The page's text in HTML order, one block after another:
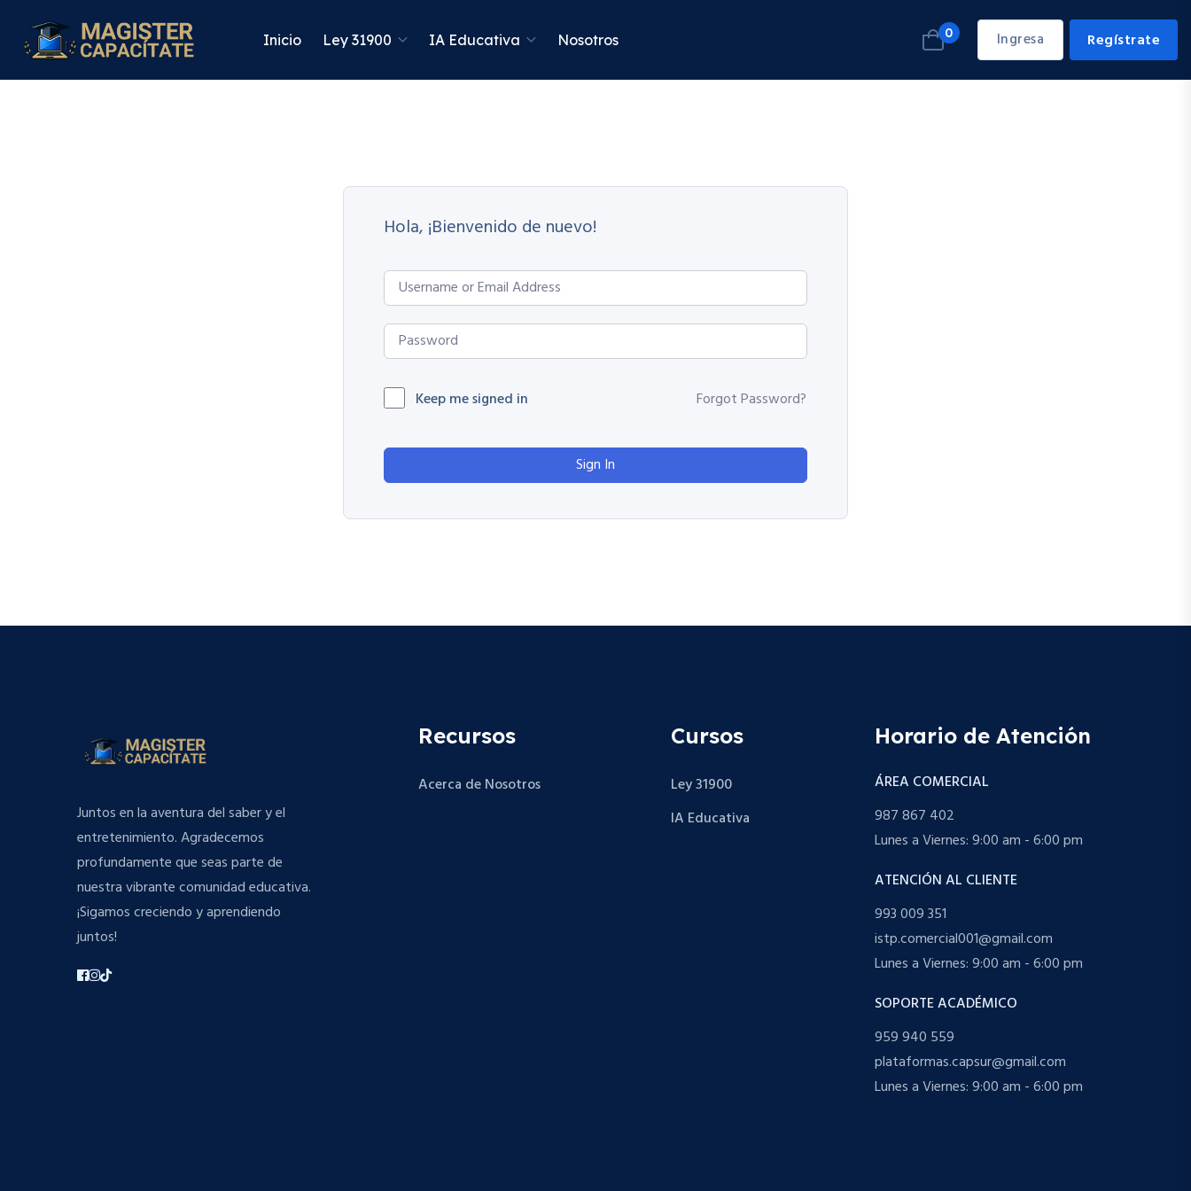
Inicio Ley 31900 IA Educativa Nosotros 0 Ingresa Regístrate
Hola, ¡Bienvenido de nuevo!
Keep me signed in Forgot Password?
Sign In
Juntos en la aventura del saber y el
entretenimiento. Agradecemos
profundamente que seas parte de
nuestra vibrante comunidad educativa.
¡Sigamos creciendo y aprendiendo
juntos!
Recursos
Acerca de Nosotros
Cursos
Ley 31900
IA Educativa
Horario de Atención
ÁREA COMERCIAL
987 867 402
Lunes a Viernes: 9:00 am - 6:00 pm
ATENCIÓN AL CLIENTE
993 009 351
istp.comercial001@gmail.com
Lunes a Viernes: 9:00 am - 6:00 pm
SOPORTE ACADÉMICO
959 940 559
plataformas.capsur@gmail.com
Lunes a Viernes: 9:00 am - 6:00 pm